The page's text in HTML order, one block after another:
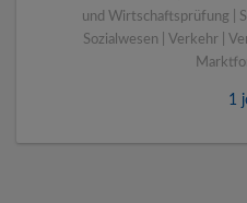
und Wirtschaftsprüfung |
Sozialwesen | Verkehr |
1